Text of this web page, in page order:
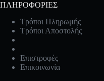
ΠΛΗΡΟΦΟΡΙΕΣ
Τρόποι Πληρωμής
Τρόποι Αποστολής
Επιστροφές
Επικοινωνία